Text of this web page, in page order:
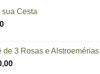
sua Cesta
de 3 Rosas e Alstroemérias